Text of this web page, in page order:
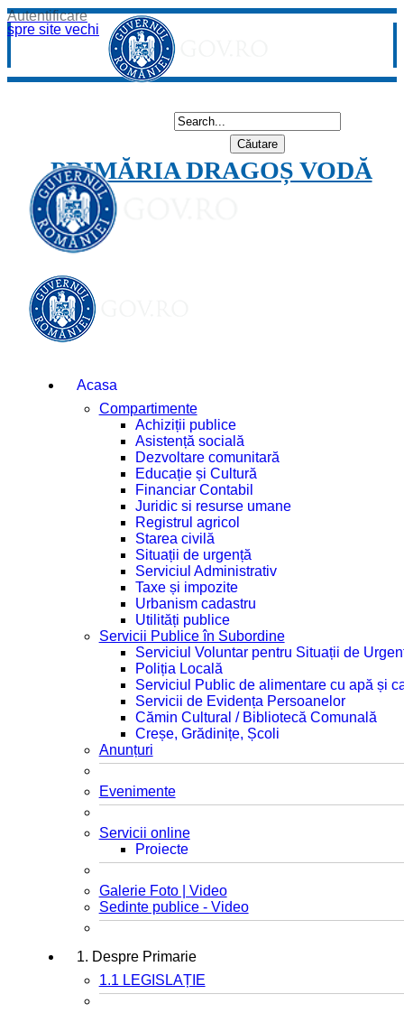
spre site vechi
Autentificare
PRIMĂRIA DRAGOȘ VODĂ
Acasa
Compartimente
Achiziții publice
Asistență socială
Dezvoltare comunitară
Educație și Cultură
Financiar Contabil
Juridic si resurse umane
Registrul agricol
Starea civilă
Situații de urgență
Serviciul Administrativ
Taxe și impozite
Urbanism cadastru
Utilități publice
Servicii Publice în Subordine
Serviciul Voluntar pentru Situații de
Poliția Locală
Serviciul Public de alimentare cu apă și
Servicii de Evidența Persoanelor
Cămin Cultural / Bibliotecă Comunală
Creșe, Grădinițe, Școli
Anunțuri
Evenimente
Servicii online
Proiecte
Galerie Foto | Video
Sedinte publice - Video
1. Despre Primarie
1.1 LEGISLAȚIE